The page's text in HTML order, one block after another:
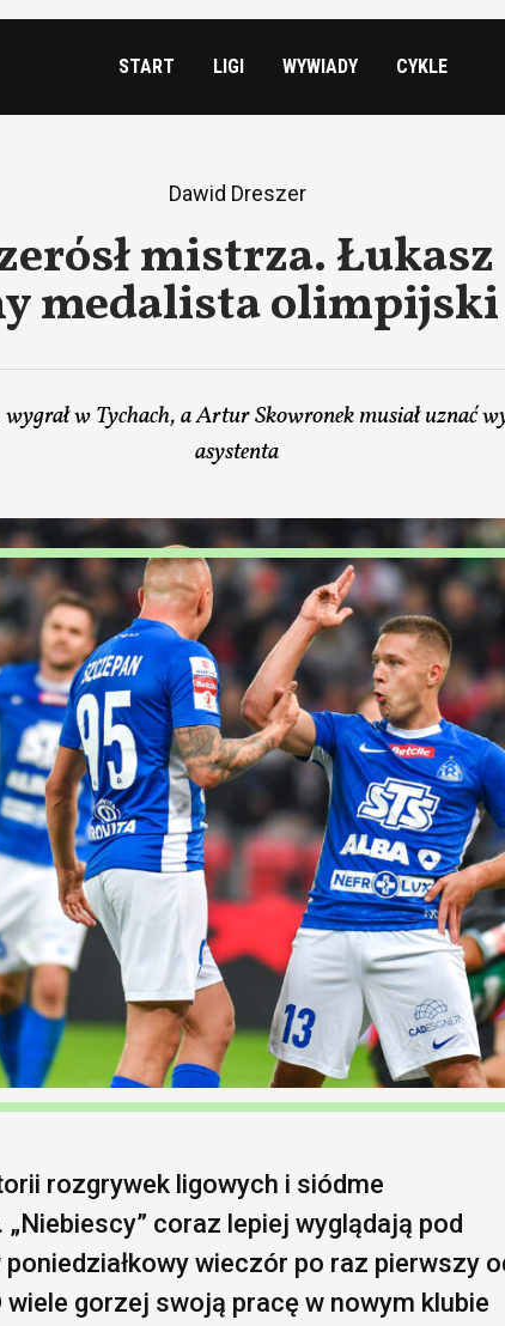
START LIGI WYWIADY CYKLE
Dawid Dreszer
mistrza.
medalista olimpijski
w Tychach, a Artur Skowronek musiał uznać
asystenta
rozgrywek ligowych i siódme
coraz lepiej wyglądają pod
wieczór po raz pierwszy
wiele gorzej swoją pracę w nowym klubie